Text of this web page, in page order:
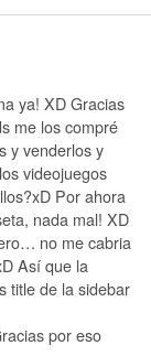
ya! XD Gracias
me los compré
y venderlos y
videojuegos
Por ahora
nada mal! XD
no me cabria
Así que la
title de la sidebar
por eso